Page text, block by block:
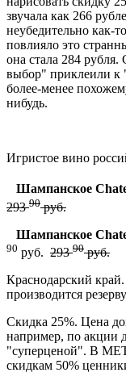
звучала как 266
неубедительно как-
повлияло это
она стала 284
выбор" приклеили к
более-менее
нибудь.
Игристое вино
Шампанское
29390руб.
Шампанское
90 руб. 29390руб.
Краснодарский
производится
Скидка 25%. Цена
например, по акции
"суперценой". В
скидкам 50%